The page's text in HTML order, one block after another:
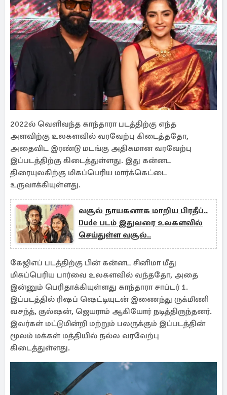
2022ல் வெளிவந்த காந்தாரா படத்திற்கு எந்த
அளவிற்கு உலகளவில் வரவேற்பு கிடைத்ததோ,
அதைவிட இரண்டு மடங்கு அதிகமான வரவேற்பு
இப்படத்திற்கு கிடைத்துள்ளது. இது கன்னட
திரையுலகிற்கு மிகப்பெரிய மார்க்கெட்டை
உருவாக்கியுள்ளது.
வசூல் நாயகனாக மாறிய பிரதீப்..
Dude படம் இதுவரை உலகளவில்
செய்துள்ள வசூல்..
கேஜிஎப் படத்திற்கு பின் கன்னட சினிமா மீது
மிகப்பெரிய பார்வை உலகளவில் வந்ததோ, அதை
இன்னும் பெரிதாக்கியுள்ளது காந்தாரா சாப்டர் 1.
இப்படத்தில் ரிஷப் ஷெட்டியுடன் இணைந்து ருக்மிணி
வசந்த், குல்ஷன், ஜெயராம் ஆகியோர் நடித்திருந்தனர்.
இவர்கள் மட்டுமின்றி மற்றும் பலருக்கும் இப்படத்தின்
மூலம் மக்கள் மத்தியில் நல்ல வரவேற்பு
கிடைத்துள்ளது.